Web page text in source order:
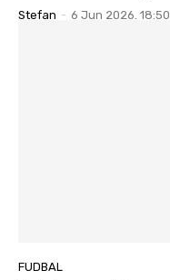
Stefan - 6 Jun 2026. 18:50
FUDBAL